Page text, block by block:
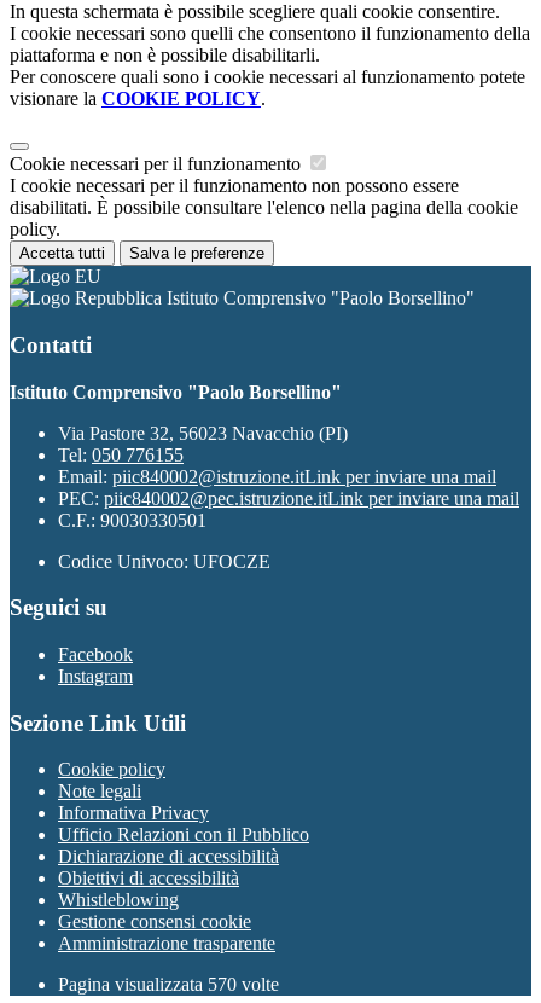
In questa schermata è possibile scegliere quali cookie consentire.
I cookie necessari sono quelli che consentono il funzionamento della
piattaforma e non è possibile disabilitarli.
Per conoscere quali sono i cookie necessari al funzionamento potete
visionare la COOKIE POLICY.
Cookie necessari per il funzionamento
I cookie necessari per il funzionamento non possono essere
disabilitati. È possibile consultare l'elenco nella pagina della cookie
policy.
Accetta tutti Salva le preferenze
Istituto Comprensivo "Paolo Borsellino"
Contatti
Istituto Comprensivo "Paolo Borsellino"
Via Pastore 32, 56023 Navacchio (PI)
Tel: 050 776155
Email: piic840002@istruzione.itLink per inviare una mail
PEC: piic840002@pec.istruzione.itLink per inviare una mail
C.F.: 90030330501
Codice Univoco: UFOCZE
Seguici su
Facebook
Instagram
Sezione Link Utili
Cookie policy
Note legali
Informativa Privacy
Ufficio Relazioni con il Pubblico
Dichiarazione di accessibilità
Obiettivi di accessibilità
Whistleblowing
Gestione consensi cookie
Amministrazione trasparente
Pagina visualizzata 570 volte